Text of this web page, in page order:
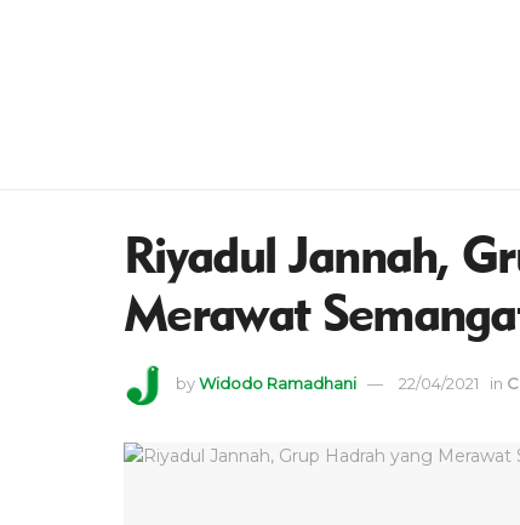
Riyadul Jannah,
Merawat
byWidodo Ramadhani 22/04/2021 in